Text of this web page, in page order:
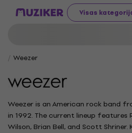
Visas
Weezer
Weezer is an American rock band
in 1992. The current lineup features
Wilson, Brian Bell, and Scott